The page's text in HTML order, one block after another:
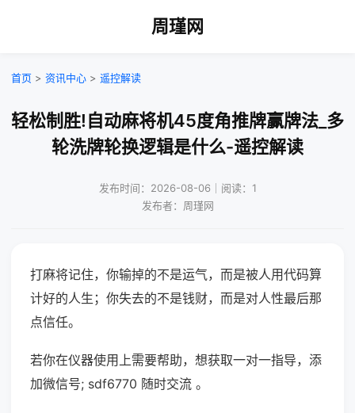
周瑾网
首页 > 资讯中心 > 遥控解读
轻松制胜!自动麻将机45度角推牌赢牌法_多
轮洗牌轮换逻辑是什么-遥控解读
发布时间：2026-08-06｜阅读：1
发布者：周瑾网
打麻将记住，你输掉的不是运气，而是被人用代码算
计好的人生；你失去的不是钱财，而是对人性最后那
点信任。
若你在仪器使用上需要帮助，想获取一对一指导，添
加微信号; sdf6770 随时交流 。